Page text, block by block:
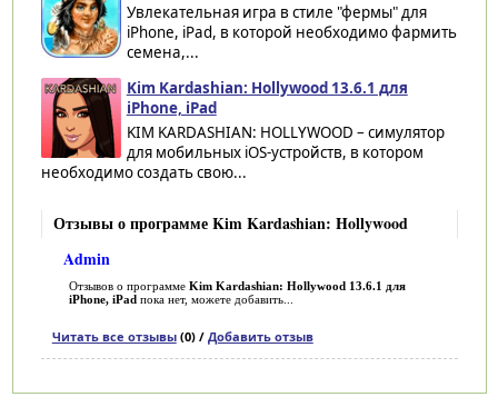
Увлекательная игра в стиле "фермы" для
iPhone, iPad, в которой необходимо фармить
семена,...
Kim Kardashian: Hollywood 13.6.1 для
iPhone, iPad
KIM KARDASHIAN: HOLLYWOOD – симулятор
для мобильных iOS-устройств, в котором
необходимо создать свою...
Отзывы о программе Kim Kardashian: Hollywood
Admin
Отзывов о программе Kim Kardashian: Hollywood 13.6.1 для
iPhone, iPad пока нет, можете добавить...
Читать все отзывы(0) / Добавить отзыв